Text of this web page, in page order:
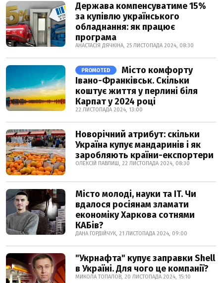
Держава компенсуватиме 15%
за купівлю українського
обладнання: як працює
програма
АНАСТАСІЯ ДЯЧКІНА, 25 ЛИСТОПАДА 2024, 08:30
PROMOTED
Місто комфорту
Івано-Франківськ. Скільки
коштує життя у перлині біля
Карпат у 2024 році
22 ЛИСТОПАДА 2024, 13:00
Новорічний атрибут: скільки
Україна купує мандаринів і як
заробляють країни-експортери
ОЛЕКСІЙ ПАВЛИШ, 22 ЛИСТОПАДА 2024, 08:30
Місто молоді, науки та IT. Чи
вдалося росіянам зламати
економіку Харкова сотнями
КАБів?
ДАНА ГОРДІЙЧУК, 21 ЛИСТОПАДА 2024, 09:00
"Укрнафта" купує заправки Shell
в Україні. Для чого це компанії?
МИКОЛА ТОПАЛОВ, 20 ЛИСТОПАДА 2024, 15:10